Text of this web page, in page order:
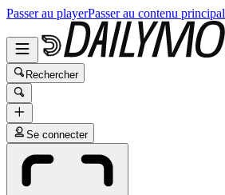
Passer au playerPasser au contenu principal
Rechercher
Se connecter